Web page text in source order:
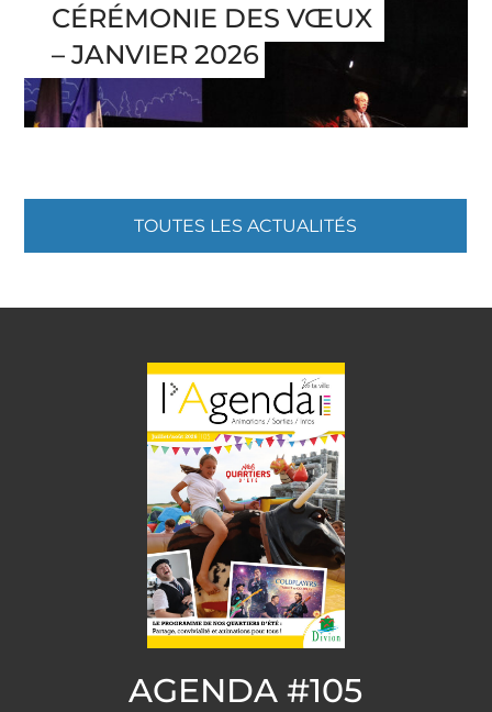
CÉRÉMONIE DES VŒUX
– JANVIER 2026
TOUTES LES ACTUALITÉS
AGENDA #105